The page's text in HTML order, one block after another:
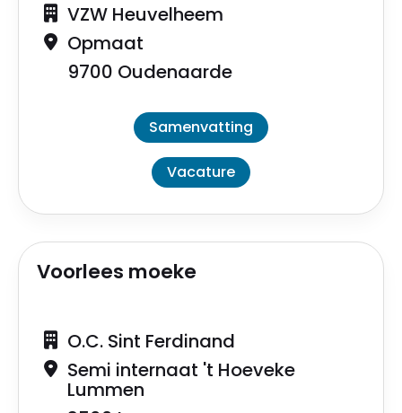
VZW Heuvelheem
Opmaat
9700 Oudenaarde
Samenvatting
Vacature
Voorlees moeke
O.C. Sint Ferdinand
Semi internaat 't Hoeveke
Lummen